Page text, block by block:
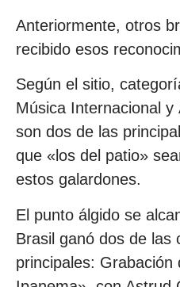
Anteriormente, otros
recibido esos
Según el sitio,
Música Internacional
son dos de las
que «los del patio»
estos galardones.
El punto álgido se
Brasil ganó dos de las
principales: Grabación